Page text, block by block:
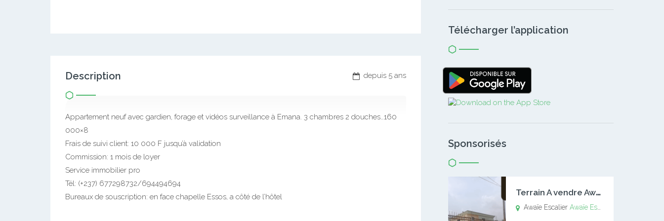
depuis 5 ans
Description
Appartement neuf avec gardien, forage et vidéos surveillance à Emana. 3 chambres 2 douches…160
000×8
Frais de suivi client: 10 000 F jusqu’à validation
Commission: 1 mois de loyer
Service immobilier pro
Tél: (+237) 677298732/694494694
Bureaux de souscription: en face chapelle Essos, a côté de l’hôtel
Télécharger l’application
Sponsorisés
T
errain A vendre Awaïe Escalier
Awaïe EscalierAwaïe Escalier